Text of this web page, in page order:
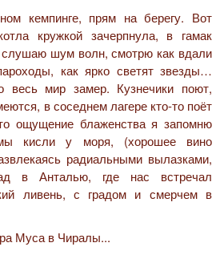
кемпинге, прям на берегу. Вот
кружкой зачерпнула, в гамак
шум волн, смотрю как вдали
как ярко светят звезды…
весь мир замер. Кузнечики поют,
в соседнем лагере кто-то поёт
ощущение блаженства я запомню
кисли у моря, (хорошее вино
радиальными вылазками,
в Анталью, где нас встречал
ливень, с градом и смерчем в